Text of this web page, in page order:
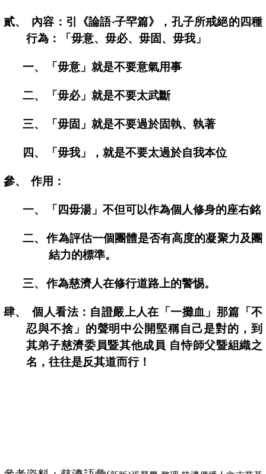
貳、
內容：引《論語‧子罕篇》，孔子所戒絕的四種
行為：「毋意、毋必、毋固、毋我」
一、 「毋意」就是不要意氣用事
二、 「毋必」就是不要太武斷
三、 「毋固」就是不要過於固執、執著
四、 「毋我」，就是不要太過於自我本位
參、 作用：
一、 「四毋湯」不但可以作為個人修身的座右銘
二、
作為評估一個團體是否有高度的凝聚力及團
結力的標準。
三、 作為慈濟人在修行道路上的警惕。
肆、
個人看法：自證嚴上人在「一攤血」那篇「不
忍與不捨」的聲明中公開堅稱自己是對的，到
其弟子慈濟委員暨其他成員 自恃師父暨組織之
名，往往是反其道而行！